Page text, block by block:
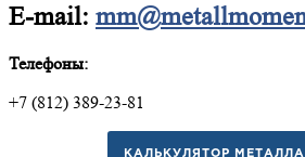
E-mail:
Телефоны:
+7 (812) 389-23-81